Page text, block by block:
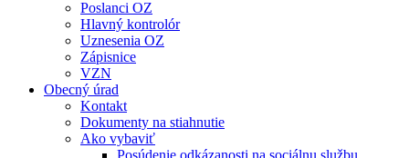
Poslanci OZ
Hlavný kontrolór
Uznesenia OZ
Zápisnice
VZN
Obecný úrad
Kontakt
Dokumenty na stiahnutie
Ako vybaviť
Posúdenie odkázanosti na sociálnu službu